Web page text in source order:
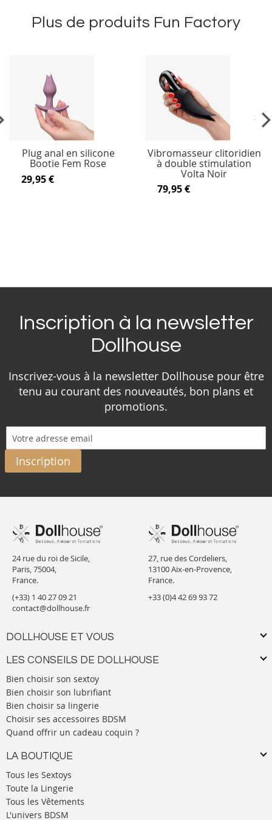
Plus de produits Fun Factory
Plug anal en silicone
Bootie Fem Rose
29,95 €
Vibromasseur clitoridien
à double stimulation
Volta Noir
79,95 €
Inscription à la newsletter
Dollhouse
Inscrivez-vous à la newsletter Dollhouse pour être
tenu au courant des nouveautés, bon plans et
promotions.
Inscription
24 rue du roi de Sicile,
Paris, 75004,
France.
(+33) 1 40 27 09 21
contact@dollhouse.fr
DOLLHOUSE ET VOUS
LES CONSEILS DE DOLLHOUSE
Bien choisir son sextoy
Bien choisir son lubrifiant
Bien choisir sa lingerie
Choisir ses accessoires BDSM
Quand offrir un cadeau coquin ?
LA BOUTIQUE
Tous les Sextoys
Toute la Lingerie
Tous les Vêtements
L'univers BDSM
27, rue des Cordeliers,
13100 Aix-en-Provence,
France.
+33 (0)4 42 69 93 72